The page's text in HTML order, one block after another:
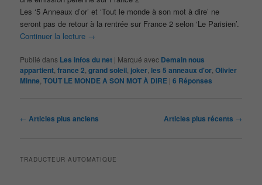
Les ‘5 Anneaux d’or’ et ‘Tout le monde à son mot à dire’ ne
seront pas de retour à la rentrée sur France 2 selon ‘Le Parisien’.
Continuer la lecture →
Publié dans Les infos du net | Marqué avec Demain nous
appartient ,france 2 ,grand soleil joker les 5 anneaux d'or ,Olivier
Minne ,TOUT LE MONDE A SON MOT À DIRE |6 Réponses
Navigation
← Articles plus anciens Articles plus récents →
TRADUCTEUR AUTOMATIQUE